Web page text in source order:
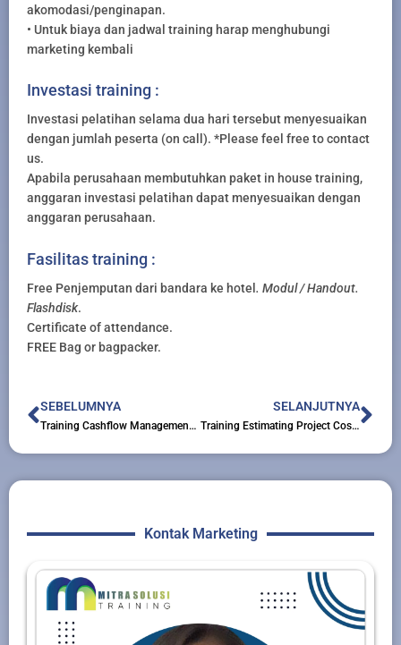
akomodasi/penginapan.
• Untuk biaya dan jadwal training harap menghubungi
marketing kembali
Investasi training :
Investasi pelatihan selama dua hari tersebut menyesuaikan
dengan jumlah peserta (on call). *Please feel free to contact
us.
Apabila perusahaan membutuhkan paket in house training,
anggaran investasi pelatihan dapat menyesuaikan dengan
anggaran perusahaan.
Fasilitas training :
Free Penjemputan dari bandara ke hotel. Modul / Handout.
Flashdisk.
Certificate of attendance.
FREE Bag or bagpacker.
Prev
SEBELUMNYA
Training Cashflow Management Konsep dan Aplikasi
SELANJUTNYA
Training Estimating Project Cost Management for Oil and Gas
Kontak Marketing